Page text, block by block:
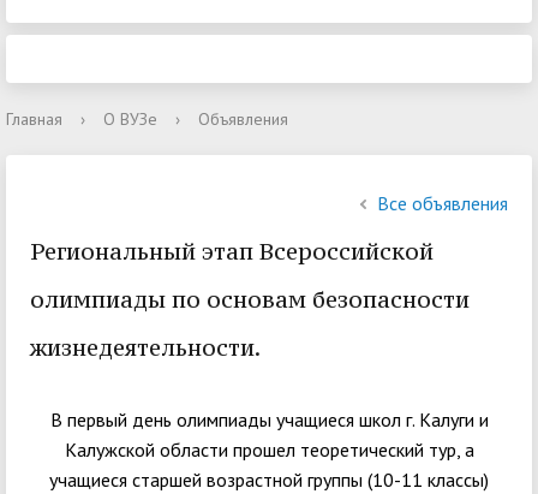
Главная › О ВУЗе › Объявления
Все объявления
Региональный этап Всероссийской
олимпиады по основам безопасности
жизнедеятельности.
В первый день олимпиады учащиеся школ г. Калуги и
Калужской области прошел теоретический тур, а
учащиеся старшей возрастной группы (10-11 классы)